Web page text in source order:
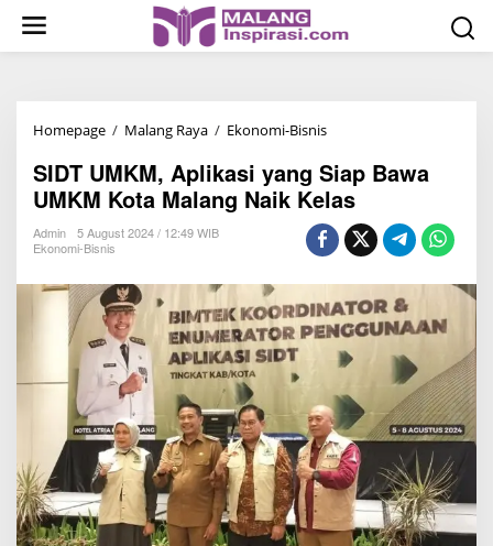
Homepage / Malang Raya / Ekonomi-Bisnis
D
T
U
M
K
M
,
l
i
k
a
i
SIDT UMKM, Aplikasi yang Siap Bawa
UMKM Kota Malang Naik Kelas
Admin
5 August 2024 / 12:49 WIB
Ekonomi-Bisnis